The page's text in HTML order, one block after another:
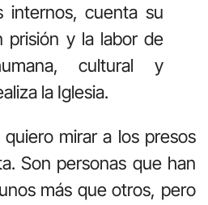
internos, cuenta su
prisión y la labor de
cultural y
la Iglesia.
quiero mirar a los presos
Son personas que han
más que otros, pero